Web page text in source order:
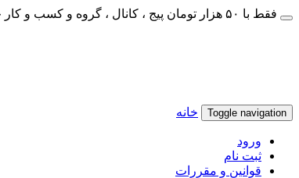
فقط با ۵۰ هزار تومان پیج ، کانال ، گروه و کسب و کار خود را تبلیغات کنید
Toggle navigation خانه
ورود
ثبت نام
قوانین و مقررات